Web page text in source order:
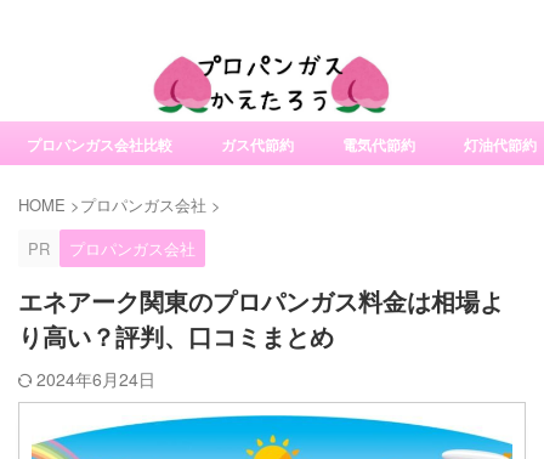
プロパンガス会社比較 ガス代節約 電気代節約 灯油代節約
HOME >プロパンガス会社 >
PR
プロパンガス会社
エネアーク関東のプロパンガス料金は相場よ
り高い？評判、口コミまとめ
2024年6月24日